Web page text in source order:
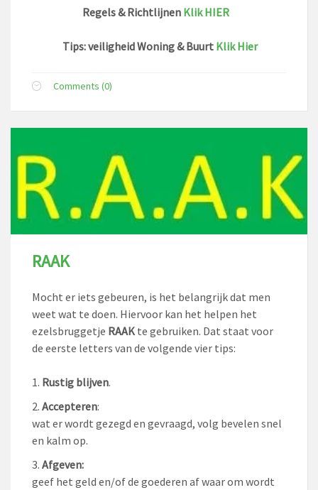
Regels & Richtlijnen Klik HIER
Tips: veiligheid Woning & Buurt Klik Hier
Comments (0)
RAAK
Mocht er iets gebeuren, is het belangrijk dat men
weet wat te doen. Hiervoor kan het helpen het
ezelsbruggetje RAAK te gebruiken. Dat staat voor
de eerste letters van de volgende vier tips:
Rustig blijven.
Accepteren:
wat er wordt gezegd en gevraagd, volg bevelen snel
en kalm op.
Afgeven:
geef het geld en/of de goederen af waar om wordt